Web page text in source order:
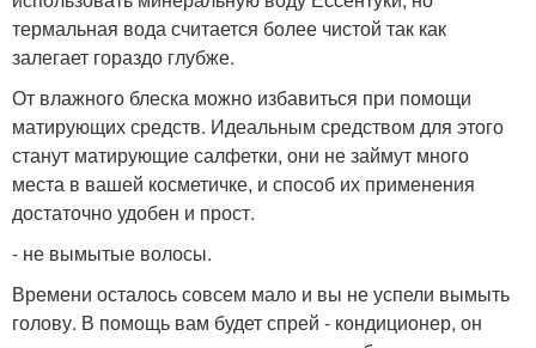
термальная вода считается более чистой так как
залегает гораздо глубже.
От влажного блеска можно избавиться при помощи
матирующих средств. Идеальным средством для этого
станут матирующие салфетки, они не займут много
места в вашей косметичке, и способ их применения
достаточно удобен и прост.
- не вымытые волосы.
Времени осталось совсем мало и вы не успели вымыть
голову. В помощь вам будет спрей - кондиционер, он